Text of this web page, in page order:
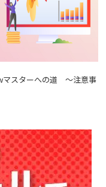
マスターへの道 ～注意事